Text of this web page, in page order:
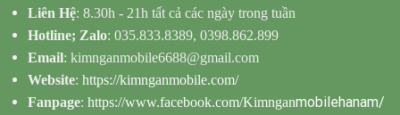
Liên Hệ: 8.30h - 21h tất cả các ngày trong tuần
Hotline; Zalo: 035.833.8389, 0398.862.899
Email: kimnganmobile6688@gmail.com
Website: https://kimnganmobile.com/
Fanpage: https://www.facebook.com/Kimnganmobilehanam/